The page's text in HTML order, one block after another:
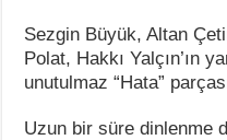
Sezgin Büyük, Altan
Polat, Hakkı Yalçın’ın
unutulmaz “Hata”
Uzun bir süre dinlenme